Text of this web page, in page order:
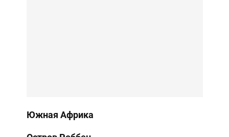
Южная Африка